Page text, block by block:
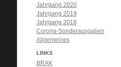
Jahrgang 2020
Jahrgang 2019
Jahrgang 2018
Corona-Sonderausgaben
Allgemeines
LINKS
BRAK